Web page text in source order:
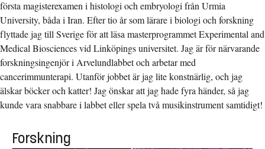
första magisterexamen i histologi och embryologi från Urmia
University, båda i Iran. Efter tio år som lärare i biologi och forskning
flyttade jag till Sverige för att läsa masterprogrammet Experimental and
Medical Biosciences vid Linköpings universitet. Jag är för närvarande
forskningsingenjör i Arvelundlabbet och arbetar med
cancerimmunterapi. Utanför jobbet är jag lite konstnärlig, och jag
älskar böcker och katter! Jag önskar att jag hade fyra händer, så jag
kunde vara snabbare i labbet eller spela två musikinstrument samtidigt!
Forskning